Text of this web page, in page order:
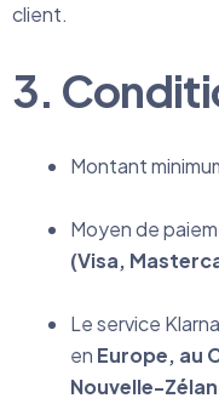
client.
3.
Montant
Moyen de
(Visa,
Le service
en Europe, au
Nouvelle-